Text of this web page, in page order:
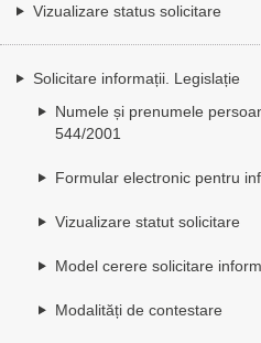
Vizualizare status solicitare
Solicitare informații. Legislație
Numele și prenumele
544/2001
Formular electronic pentru
Vizualizare statut solicitare
Model cerere solicitare
Modalități de contestare